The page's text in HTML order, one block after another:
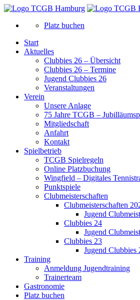
Platz buchen
Start
Aktuelles
Clubbies 26 – Übersicht
Clubbies 26 – Termine
Jugend Clubbies 26
Veranstaltungen
Verein
Unsere Anlage
75 Jahre TCGB –
Mitgliedschaft
Anfahrt
Kontakt
Spielbetrieb
TCGB Spielregeln
Online Platzbuchung
Wingfield – Digitales
Punktspiele
Clubmeisterschaften
Clubmeisterschaften
Jugend
Clubbies 24
Jugend
Clubbies 23
Jugend Clubbies
Training
Anmeldung Jugendtraining
Trainerteam
Gastronomie
Platz buchen